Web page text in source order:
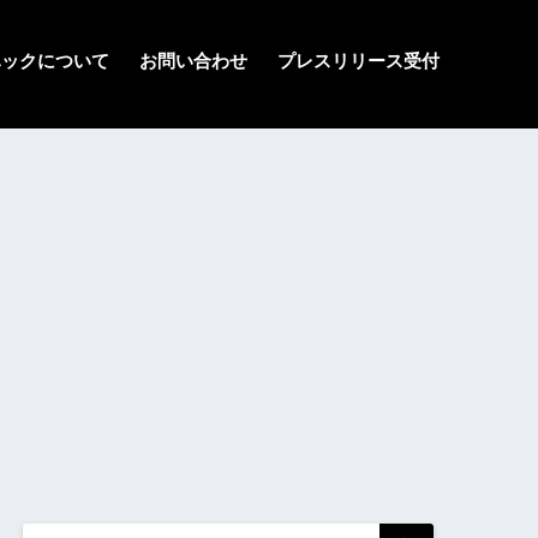
クについて お問い合わせ プレスリリース受付